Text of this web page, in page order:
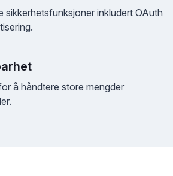
sikkerhetsfunksjoner inkludert OAuth
å håndtere store mengder